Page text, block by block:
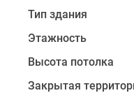
предусмотрен
подземный
Территория
благоустроена,
Тип здания
Этажность
Высота потолка
Закрытая